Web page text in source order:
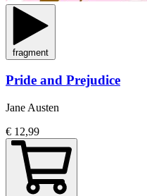
fragment
Pride and Prejudice
Jane Austen
€ 12,99